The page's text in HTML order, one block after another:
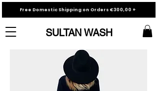
SULTAN WASH
Free Domestic Shipping on Orders €300,00 +